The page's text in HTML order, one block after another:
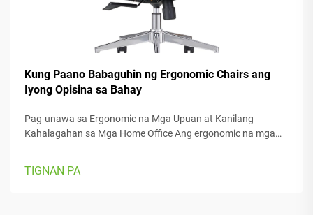
Kung Paano Babaguhin ng Ergonomic Chairs ang
Iyong Opisina sa Bahay
Pag-unawa sa Ergonomic na Mga Upuan at Kanilang
Kahalagahan sa Mga Home Office Ang ergonomic na mga
umangkop sa iba't ibang hugis ng katawan at kagustuhan.
TIGNAN PA